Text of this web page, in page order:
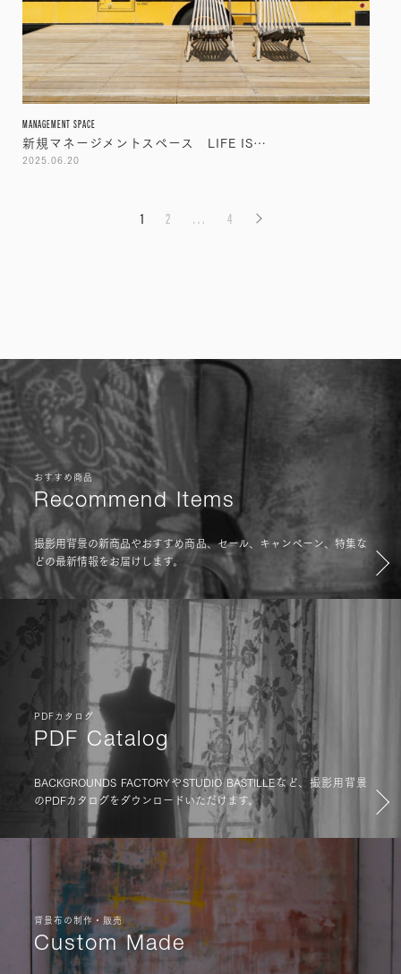
MANAGEMENT SPACE
新規マネージメントスペース LIFE IS…
2025.06.20
投稿ナビゲーション
1 2 … 4
おすすめ商品
Recommend Items
撮影用背景の新商品やおすすめ商品、セール、キャンペーン、特集な
どの最新情報をお届けします。
PDFカタログ
PDF Catalog
BACKGROUNDS FACTORYやSTUDIO BASTILLEなど、撮影用背景
のPDFカタログをダウンロードいただけます。
背景布の制作・販売
Custom Made